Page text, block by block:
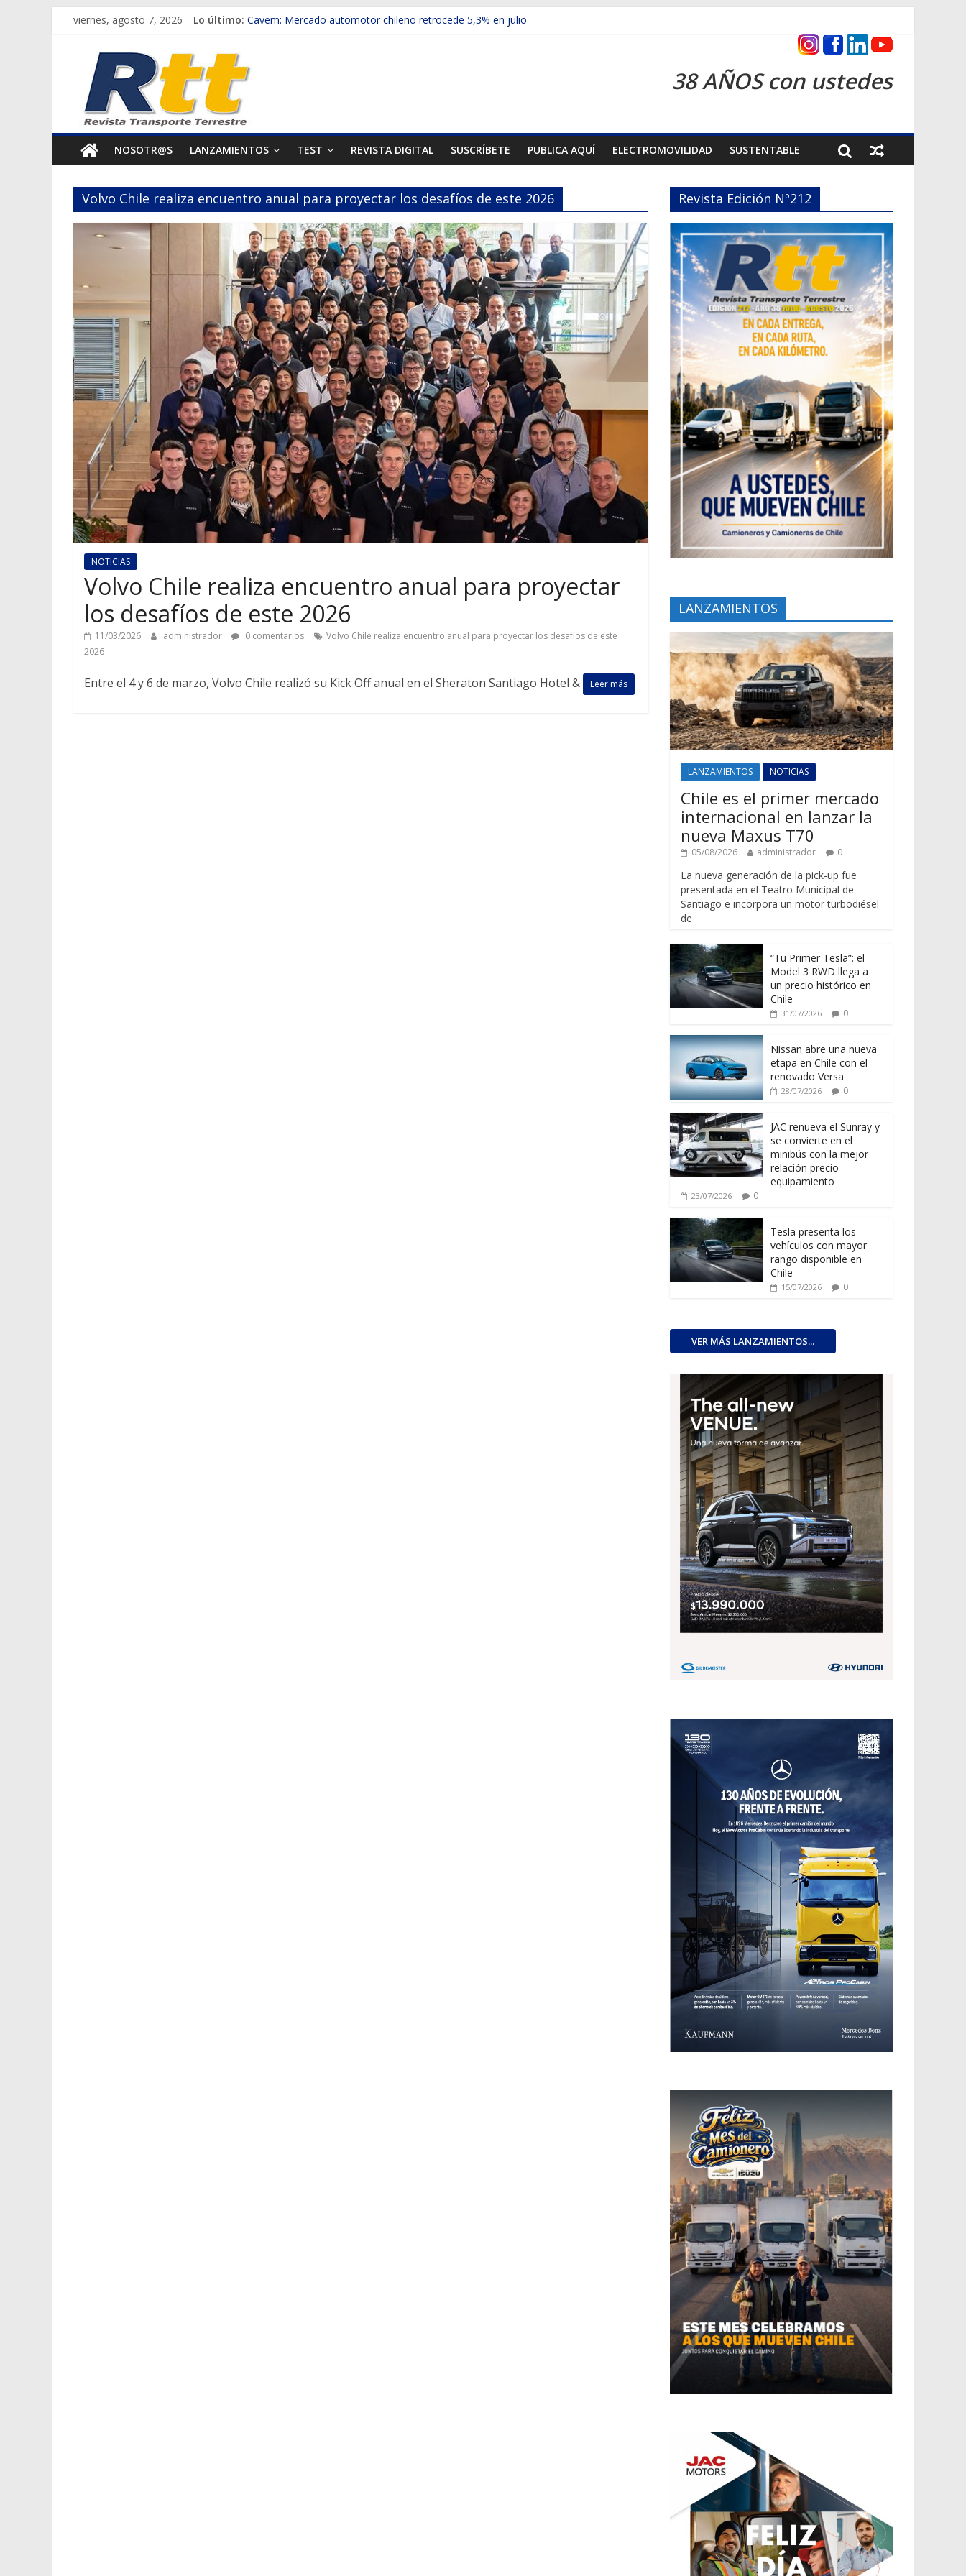
Saltarviernes, agosto 7, 2026 Lo último: Cavem: Mercado automotor chileno retrocede 5,3% en julio
SINOTRUK Pick-ups presentó la recién estrenada Bolden en la Expo Compras Públicas 2026
Chile es el primer mercado internacional en lanzar la nueva Maxus T70
Rtt
Revista
Transporte
Terrestre
Autos,
camiones,
motos,
información
mundo
del
transporte
38 AÑOS con ustedes
NOSOTR@S LANZAMIENTOS TEST REVISTA DIGITAL SUSCRÍBETE PUBLICA AQUÍ ELECTROMOVILIDAD SUSTENTABLE
Volvo Chile realiza encuentro anual para proyectar los desafíos de este 2026
NOTICIAS
Volvo Chile realiza encuentro anual para proyectar
los desafíos de este 2026
11/03/2026 administrador 0 comentarios
Volvo Chile realiza encuentro anual para proyectar los desafíos de este
2026
Entre el 4 y 6 de marzo, Volvo Chile realizó su Kick Off anual en el Sheraton Santiago Hotel & Leer más
Revista Edición Nº212
LANZAMIENTOS
LANZAMIENTOS NOTICIAS
Chile es el primer mercado
internacional en lanzar la
nueva Maxus T70
05/08/2026 administrador 0
La nueva generación de la pick-up fue
presentada en el Teatro Municipal de
Santiago e incorpora un motor turbodiésel
de
“Tu Primer Tesla”: el
Model 3 RWD llega a
un precio histórico en
Chile
31/07/2026 0
Nissan abre una nueva
etapa en Chile con el
renovado Versa
28/07/2026 0
JAC renueva el Sunray y
se convierte en el
minibús con la mejor
relación precio-
equipamiento
23/07/2026 0
Tesla presenta los
vehículos con mayor
rango disponible en
Chile
15/07/2026 0
VER MÁS LANZAMIENTOS...